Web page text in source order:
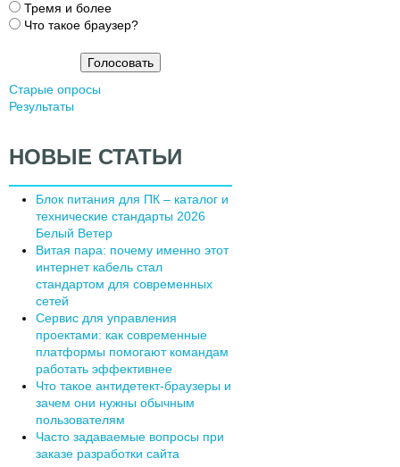
р
и
ы
Тремя и более
Что такое браузер?
Старые опросы
Результаты
НОВЫЕ СТАТЬИ
Блок питания для ПК – каталог и
технические стандарты 2026
Белый Ветер
Витая пара: почему именно этот
интернет кабель стал
стандартом для современных
сетей
Сервис для управления
проектами: как современные
платформы помогают командам
работать эффективнее
Что такое антидетект-браузеры и
зачем они нужны обычным
пользователям
Часто задаваемые вопросы при
заказе разработки сайта